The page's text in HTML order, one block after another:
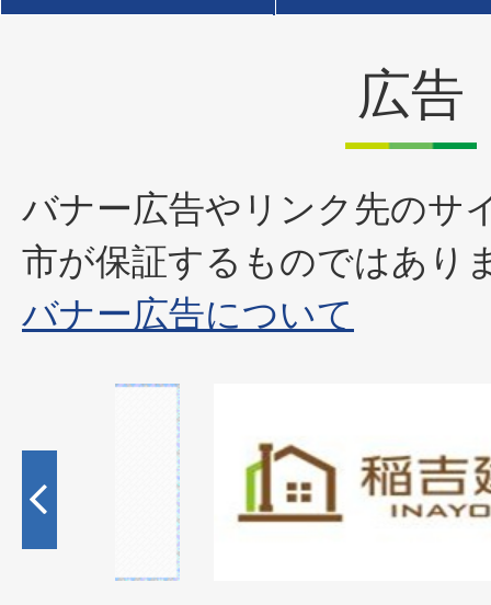
広告
バナー広告やリンク先のサ
市が保証するものではあり
バナー広告について
枚
目